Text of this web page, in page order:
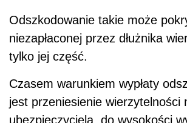
Odszkodowanie takie może
niezapłaconej przez dłużnika
tylko jej część.
Czasem warunkiem wypłaty
jest przeniesienie wierzytelności
ubezpieczyciela, do wysokości